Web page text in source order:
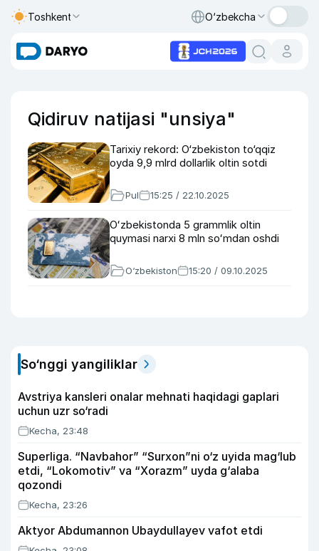
Toshkent O‘zbekcha
Qidiruv natijasi "unsiya"
Tarixiy rekord: O‘zbekiston to‘qqiz
oyda 9,9 mlrd dollarlik oltin sotdi
Pul 15:25 / 22.10.2025
Oʻzbekistonda 5 grammlik oltin
quymasi narxi 8 mln soʻmdan oshdi
O‘zbekiston 15:20 / 09.10.2025
So‘nggi yangiliklar
Avstriya kansleri onalar mehnati haqidagi gaplari
uchun uzr so‘radi
Kecha, 23:48
Superliga. “Navbahor” “Surxon”ni o‘z uyida mag‘lub
etdi, “Lokomotiv” va “Xorazm” uyda g‘alaba
qozondi
Kecha, 23:26
Aktyor Abdu­mannon Ubaydullayev vafot etdi